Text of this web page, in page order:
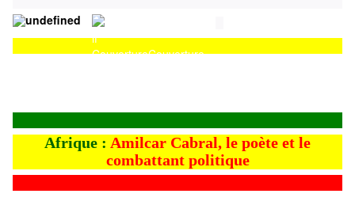
CouvertureCouverture
Afrique : Amilcar Cabral, le poète et le
combattant politique